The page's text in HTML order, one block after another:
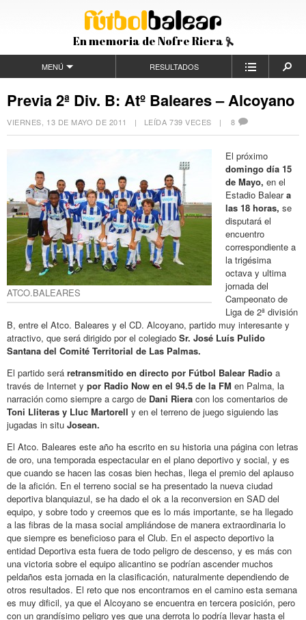
En memoria de Nofre Riera
MENÚ RESULTADOS
Previa 2ª Div. B: Atº Baleares – Alcoyano
VIERNES, 13 DE MAYO DE 2011 | LEÍDA 739 VECES |8
ATCO.BALEARES
El próximo
domingo día 15
de Mayo, en el
Estadio Baleara
las 18 horas, se
disputará el
encuentro
correspondiente a
la trigésima
octava y ultima
jornada del
Campeonato de
Liga de 2ª división
B, entre el Atco. Baleares y el CD. Alcoyano, partido muy interesante y
atractivo, que será dirigido por el colegiado Sr. José Luís Pulido
Santana del Comité Territorial de Las Palmas.
El partido será retransmitido en directo por Fútbol Balear Radio a
través de Internet y por Radio Now en el 94.5 de la FM en Palma, la
narración como siempre a cargo de Dani Riera con los comentarios de
Toni Lliteras y Lluc Martorell y en el terreno de juego siguiendo las
jugadas in situ Josean.
El Atco. Baleares este año ha escrito en su historia una página con letras
de oro, una temporada espectacular en el plano deportivo y social, y es
que cuando se hacen las cosas bien hechas, llega el premio del aplauso
de la afición. En el terreno social se ha presentado la nueva ciudad
deportiva blanquiazul, se ha dado el ok a la reconversion en SAD del
equipo, y sobre todo y creemos que es lo más importante, se ha llegado
a las fibras de la masa social ampliándose de manera extraordinaria lo
que siempre es beneficioso para el Club. En el aspecto deportivo la
entidad Deportiva esta fuera de todo peligro de descenso, y es más con
una victoria sobre el equipo alicantino se podrían ascender muchos
peldaños esta jornada en la clasificación, naturalmente dependiendo de
otros resultados. El reto que nos encontramos en el camino esta semana
es muy dificil, ya que el Alcoyano se encuentra en tercera posición, pero
con un grandísimo peligro yes que una derrota lo podría llevar hasta el